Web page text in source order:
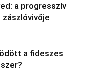
a progresszív
zászlóvivője
a fideszes